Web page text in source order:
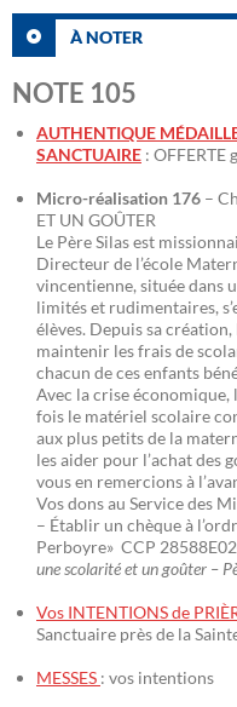
À NOTER
NOTE 105
AUTHENTIQUE
SANCTUAIRE : OFFERTE
Micro-réalisation 176 –
ET UN GOÛTER
Le Père Silas est
Directeur de l’école
vincentienne, située dans
limités et rudimentaires,
élèves. Depuis sa
maintenir les frais de
chacun de ces enfants
Avec la crise
fois le matériel scolaire
aux plus petits de la
les aider pour l’achat des
vous en remercions à
Vos dons au Service des
– Établir un chèque à
Perboyre» CCP
une scolarité et un goûter –
Vos INTENTIONS de
Sanctuaire près de la
MESSES : vos intentions